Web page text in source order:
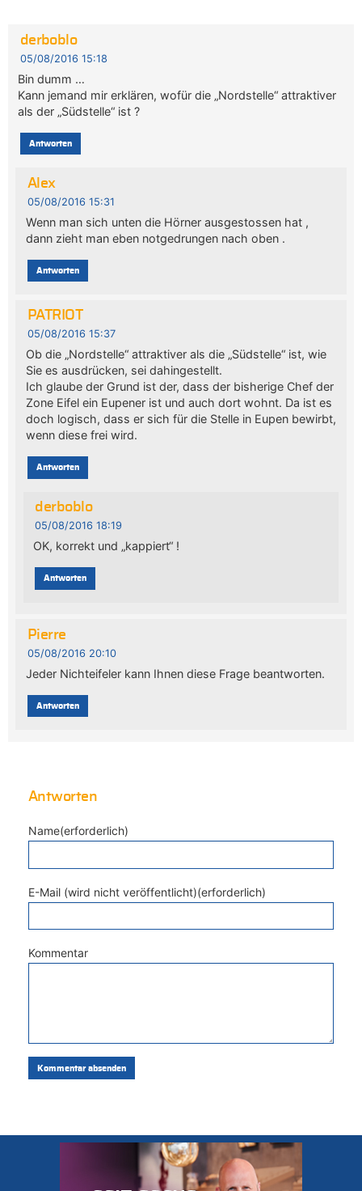
derboblo
05/08/2016 15:18
Bin dumm …
Kann jemand mir erklären, wofür die „Nordstelle“ attraktiver
als der „Südstelle“ ist ?
Antworten
Alex
05/08/2016 15:31
Wenn man sich unten die Hörner ausgestossen hat ,
dann zieht man eben notgedrungen nach oben .
Antworten
PATRIOT
05/08/2016 15:37
Ob die „Nordstelle“ attraktiver als die „Südstelle“ ist, wie
Sie es ausdrücken, sei dahingestellt.
Ich glaube der Grund ist der, dass der bisherige Chef der
Zone Eifel ein Eupener ist und auch dort wohnt. Da ist es
doch logisch, dass er sich für die Stelle in Eupen bewirbt,
wenn diese frei wird.
Antworten
derboblo
05/08/2016 18:19
OK, korrekt und „kappiert“ !
Antworten
Pierre
05/08/2016 20:10
Jeder Nichteifeler kann Ihnen diese Frage beantworten.
Antworten
Antworten
Name(erforderlich)
E-Mail (wird nicht veröffentlicht)(erforderlich)
Kommentar